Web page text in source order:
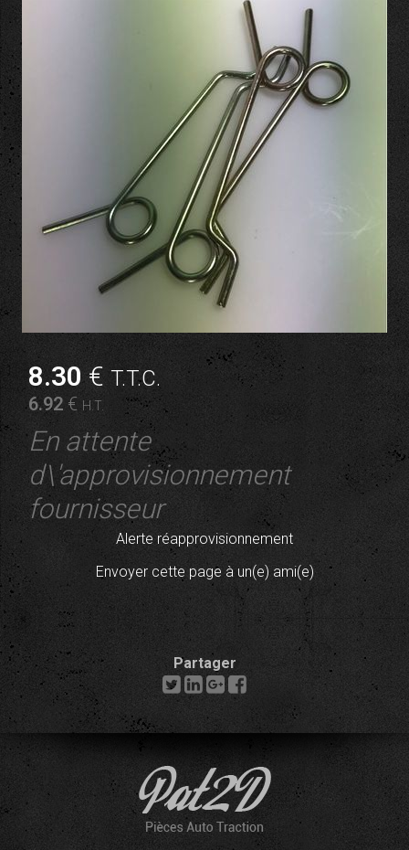
8.30€T.T.C.
6.92 € H.T.
En attente
d\'approvisionnement
fournisseur
Alerte réapprovisionnement
Envoyer cette page à un(e) ami(e)
Partager